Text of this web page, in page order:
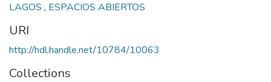
LAGOS , ESPACIOS ABIERTOS
URI
http://hdl.handle.net/10784/10063
Collections